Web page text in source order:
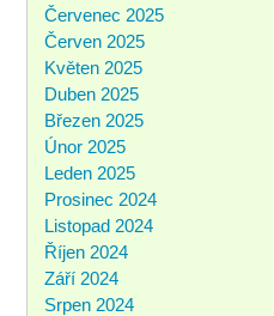
Červenec 2025
Červen 2025
Květen 2025
Duben 2025
Březen 2025
Únor 2025
Leden 2025
Prosinec 2024
Listopad 2024
Říjen 2024
Září 2024
Srpen 2024